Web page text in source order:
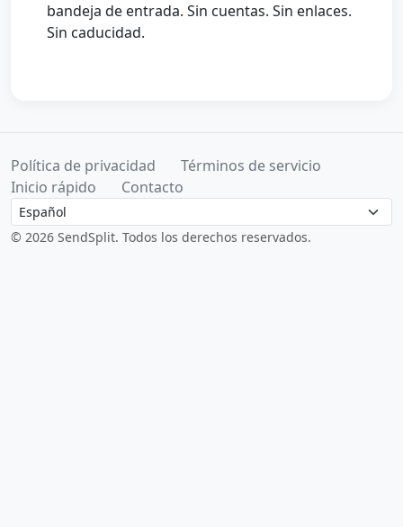
bandeja de entrada. Sin cuentas. Sin enlaces.
Sin caducidad.
Política de privacidad
Términos de servicio
Inicio rápido
Contacto
Language
© 2026 SendSplit. Todos los derechos reservados.